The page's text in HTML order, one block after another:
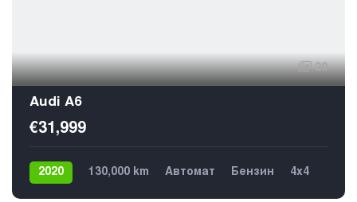
20
Audi A6
€31,999
2020 130,000 km Автомат Бензин
4х4